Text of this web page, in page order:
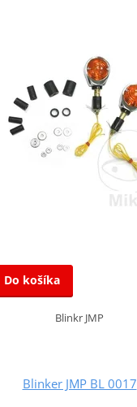
Do košíka
Blinkr JMP
Blinker JMP BL 0017